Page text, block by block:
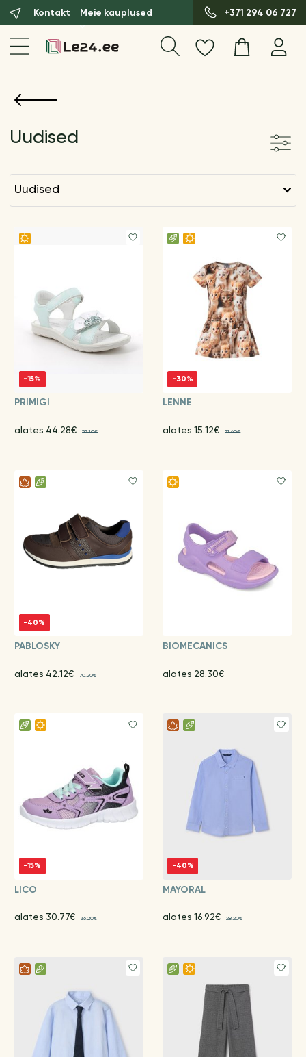
Kontakt Meie kauplused +371 294 06 727
Uudised
uudised
-15%
PRIMIGI
alates 44.28€ 52.10€
-30%
LENNE
alates 15.12€ 21.60€
-40%
PABLOSKY
alates 42.12€ 70.20€
BIOMECANICS
alates 28.30€
-15%
LICO
alates 30.77€ 36.20€
-40%
MAYORAL
alates 16.92€ 28.20€